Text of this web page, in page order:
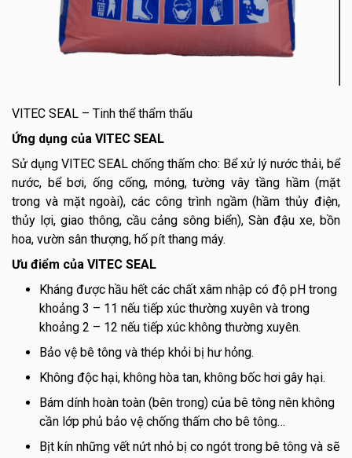
VITEC SEAL – Tinh thể thẩm thấu
Ứng dụng của VITEC SEAL
Sử dụng VITEC SEAL chống thấm cho: Bể xử lý nước thải, bể
nước, bể bơi, ống cống, móng, tường vây tầng hầm (mặt
trong và mặt ngoài), các công trình ngầm (hầm thủy điện,
thủy lợi, giao thông, cầu cảng sông biển), Sàn đậu xe, bồn
hoa, vườn sân thượng, hố pít thang máy.
Ưu điểm của VITEC SEAL
Kháng được hầu hết các chất xâm nhập có độ pH trong
khoảng 3 – 11 nếu tiếp xúc thường xuyên và trong
khoảng 2 – 12 nếu tiếp xúc không thường xuyên.
Bảo vệ bê tông và thép khỏi bị hư hỏng.
Không độc hại, không hòa tan, không bốc hơi gây hại.
Bám dính hoàn toàn (bên trong) của bê tông nên không
cần lớp phủ bảo vệ chống thấm cho bê tông…
Bịt kín những vết nứt nhỏ bị co ngót trong bê tông và sẽ